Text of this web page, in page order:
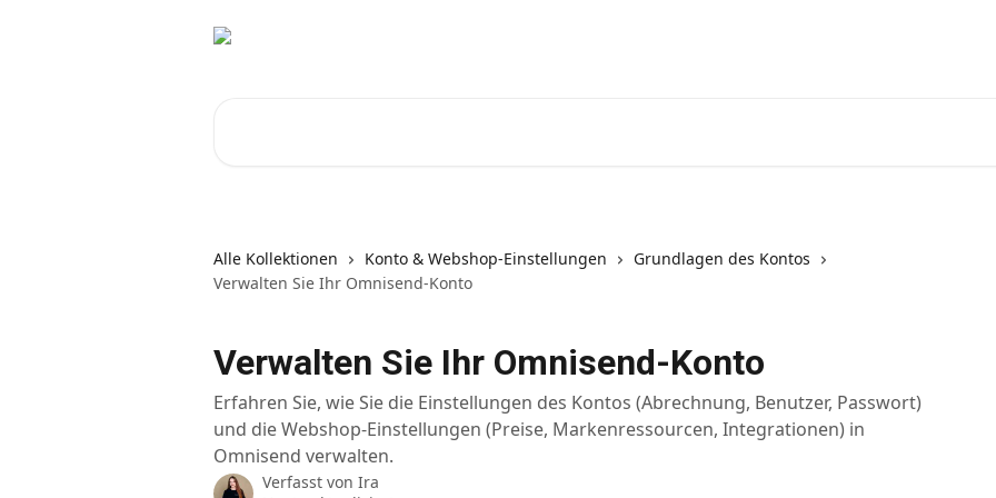
Alle Kollektionen Konto & Webshop-Einstellungen
Grundlagen des Kontos
Verwalten Sie Ihr Omnisend-Konto
Verwalten Sie Ihr Omnisend-Konto
Erfahren Sie, wie Sie die Einstellungen des Kontos (Abrechnung, Benutzer, Passwort)
und die Webshop-Einstellungen (Preise, Markenressourcen, Integrationen) in
Omnisend verwalten.
Verfasst von Ira